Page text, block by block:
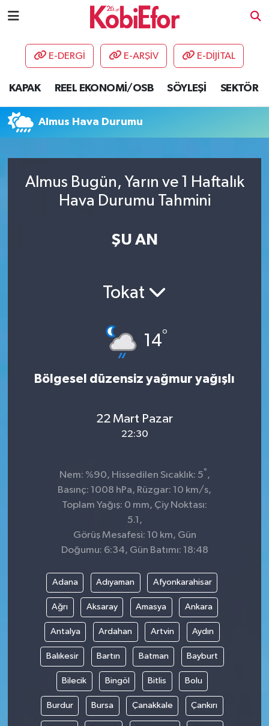
E-DERGİ E-ARŞİV E-DİJİTAL
KAPAK REEL EKONOMİ/OSB SÖYLEŞİ SEKTÖR
Almus Hava Durumu
Almus Bugün, Yarın ve 1 Haftalık
Hava Durumu Tahmini
ŞU AN
Tokat
14°
Bölgesel düzensiz yağmur yağışlı
22 Mart Pazar
22:30
Nem: %90, Hissedilen Sıcaklık: 5° ,
Basınç: 1008 hPa, Rüzgar: 10 km/s,
Toplam Yağış: 0 mm, Çiy Noktası:
5.1,
Görüş Mesafesi: 10 km, Gün
Doğumu: 6:34, Gün Batımı: 18:48
Adana Adıyaman Afyonkarahisar
Ağrı Aksaray Amasya Ankara
Antalya Ardahan Artvin Aydın
Balıkesir Bartın Batman Bayburt
Bilecik Bingöl Bitlis Bolu
Burdur Bursa Çanakkale Çankırı
AKADEMİ
DESTEK-TEŞVİK
ETKİNLİK
HABERLER
ÜLKE